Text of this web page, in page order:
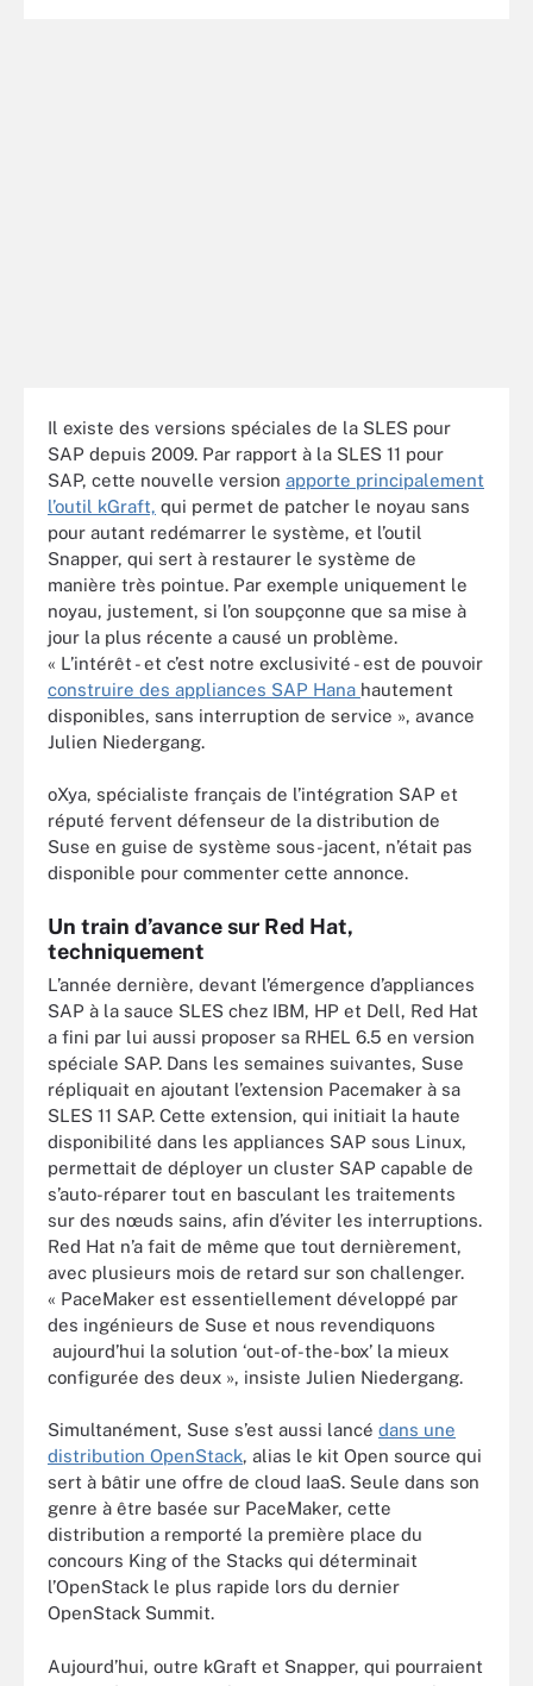
Il existe des versions spéciales de la SLES pour
SAP depuis 2009. Par rapport à la SLES 11 pour
SAP, cette nouvelle version apporte principalement
l’outil kGraft, qui permet de patcher le noyau sans
pour autant redémarrer le système, et l’outil
Snapper, qui sert à restaurer le système de
manière très pointue. Par exemple uniquement le
noyau, justement, si l’on soupçonne que sa mise à
jour la plus récente a causé un problème.
« L’intérêt - et c’est notre exclusivité - est de pouvoir
construire des appliances SAP Hana hautement
disponibles, sans interruption de service », avance
Julien Niedergang.
oXya, spécialiste français de l’intégration SAP et
réputé fervent défenseur de la distribution de
Suse en guise de système sous-jacent, n’était pas
disponible pour commenter cette annonce.
Un train d’avance sur Red Hat,
techniquement
L’année dernière, devant l’émergence d’appliances
SAP à la sauce SLES chez IBM, HP et Dell, Red Hat
a fini par lui aussi proposer sa RHEL 6.5 en version
spéciale SAP. Dans les semaines suivantes, Suse
répliquait en ajoutant l’extension Pacemaker à sa
SLES 11 SAP. Cette extension, qui initiait la haute
disponibilité dans les appliances SAP sous Linux,
permettait de déployer un cluster SAP capable de
s’auto-réparer tout en basculant les traitements
sur des nœuds sains, afin d’éviter les interruptions.
Red Hat n’a fait de même que tout dernièrement,
avec plusieurs mois de retard sur son challenger.
« PaceMaker est essentiellement développé par
des ingénieurs de Suse et nous revendiquons
aujourd’hui la solution ‘out-of-the-box’ la mieux
configurée des deux », insiste Julien Niedergang.
Simultanément, Suse s’est aussi lancé dans une
distribution OpenStack, alias le kit Open source qui
sert à bâtir une offre de cloud IaaS. Seule dans son
genre à être basée sur PaceMaker, cette
distribution a remporté la première place du
concours King of the Stacks qui déterminait
l’OpenStack le plus rapide lors du dernier
OpenStack Summit.
Aujourd’hui, outre kGraft et Snapper, qui pourraient